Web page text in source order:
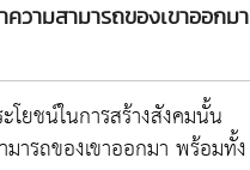
วามสามารถของเขาออกมา
โยชน์ในการสร้างสังคมนั้น
ารถของเขาออกมา พร้อมทั้ง